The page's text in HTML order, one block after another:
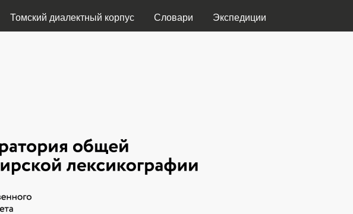
содержанию
Томский диалектный корпус Словари Экспедиции